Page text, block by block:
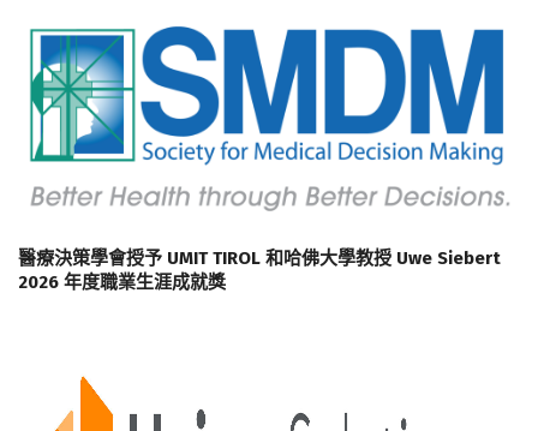
醫療決策學會授予 UMIT TIROL 和哈佛大學教授 Uwe Siebert
2026 年度職業生涯成就獎